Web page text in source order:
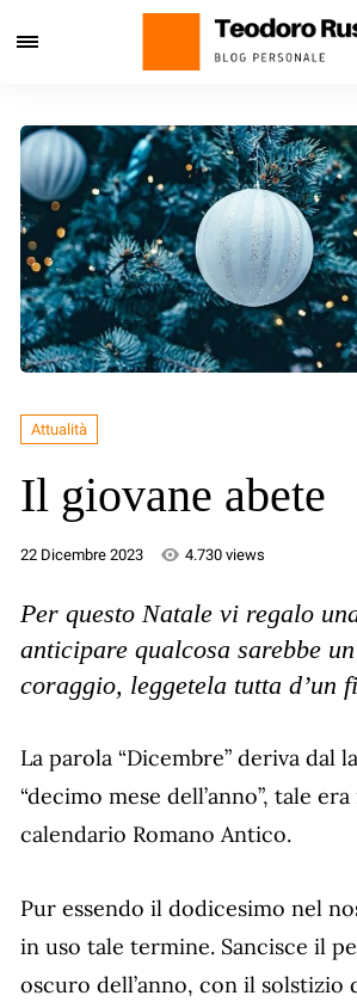
Attualità
Il giovane abete
22 Dicembre 2023 4.730 views
Per questo Natale vi regalo
anticipare qualcosa sarebbe
coraggio, leggetela tutta d’un
La parola “Dicembre” deriva dal
“decimo mese dell’anno”, tale
calendario Romano Antico.
Pur essendo il dodicesimo nel
in uso tale termine. Sancisce il
oscuro dell’anno, con il solstizio